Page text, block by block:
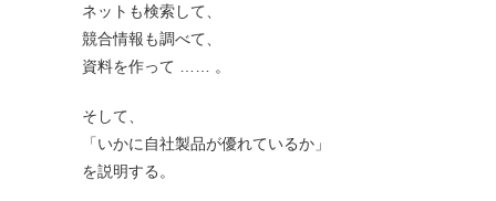
ネットも検索して、
競合情報も調べて、
資料を作って …… 。
そして、
「いかに自社製品が優れているか」
を説明する。